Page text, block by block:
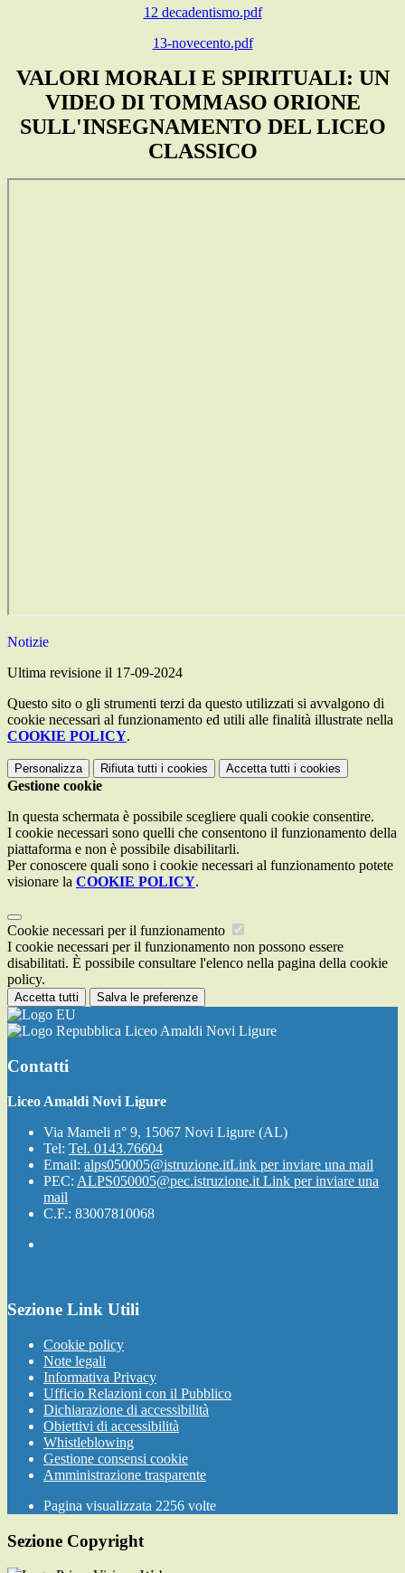
12 decadentismo.pdf
13-novecento.pdf
VALORI MORALI E SPIRITUALI: UN
VIDEO DI TOMMASO ORIONE
SULL'INSEGNAMENTO DEL LICEO
CLASSICO
Notizie
Ultima revisione il 17-09-2024
Questo sito o gli strumenti terzi da questo utilizzati si avvalgono di
cookie necessari al funzionamento ed utili alle finalità illustrate nella
COOKIE POLICY.
Personalizza Rifiuta tutti i cookies Accetta tutti i cookies
Gestione cookie
In questa schermata è possibile scegliere quali cookie consentire.
I cookie necessari sono quelli che consentono il funzionamento della
piattaforma e non è possibile disabilitarli.
Per conoscere quali sono i cookie necessari al funzionamento potete
visionare la COOKIE POLICY.
Cookie necessari per il funzionamento
I cookie necessari per il funzionamento non possono essere
disabilitati. È possibile consultare l'elenco nella pagina della cookie
policy.
Accetta tutti Salva le preferenze
Liceo Amaldi Novi Ligure
Contatti
Liceo Amaldi Novi Ligure
Via Mameli n° 9, 15067 Novi Ligure (AL)
Tel: Tel. 0143.76604
Email: alps050005@istruzione.itLink per inviare una mail
PEC: ALPS050005@pec.istruzione.it Link per inviare una
mail
C.F.: 83007810068
Sezione Link Utili
Cookie policy
Note legali
Informativa Privacy
Ufficio Relazioni con il Pubblico
Dichiarazione di accessibilità
Obiettivi di accessibilità
Whistleblowing
Gestione consensi cookie
Amministrazione trasparente
Pagina visualizzata 2256 volte
Sezione Copyright